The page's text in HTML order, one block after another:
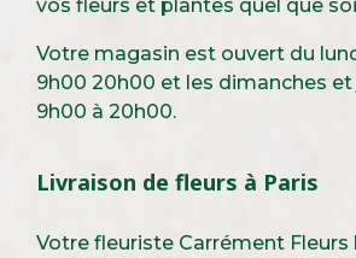
vos fleurs et plantes quel que
Votre magasin est ouvert du
9h00 20h00 et les dimanches
9h00 à 20h00.
Livraison de fleurs à Paris
Votre fleuriste Carrément Fleurs